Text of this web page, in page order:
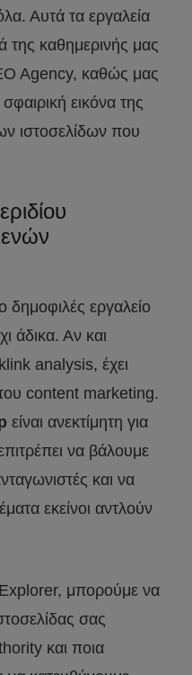
Αυτά τα εργαλεία
της καθημερινής μας
Agency, καθώς μας
εικόνα της
ιστοσελίδων που
δημοφιλές εργαλείο
άδικα. Αν και
analysis, έχει
του content marketing.
είναι ανεκτίμητη για
να βάλουμε
και να
εκείνοι αντλούν
μπορούμε να
σας
και ποια